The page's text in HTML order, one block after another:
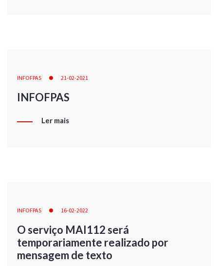
INFOFPAS 21-02-2021
INFOFPAS
Ler mais
INFOFPAS 16-02-2022
O serviço MAI112 será
temporariamente realizado por
mensagem de texto